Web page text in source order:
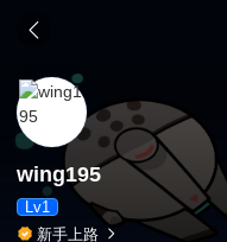
wing195
Lv1
新手上路